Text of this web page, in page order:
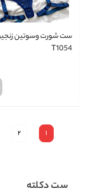
ست شورت وسوتین
T1054
1
2
ست دکلته